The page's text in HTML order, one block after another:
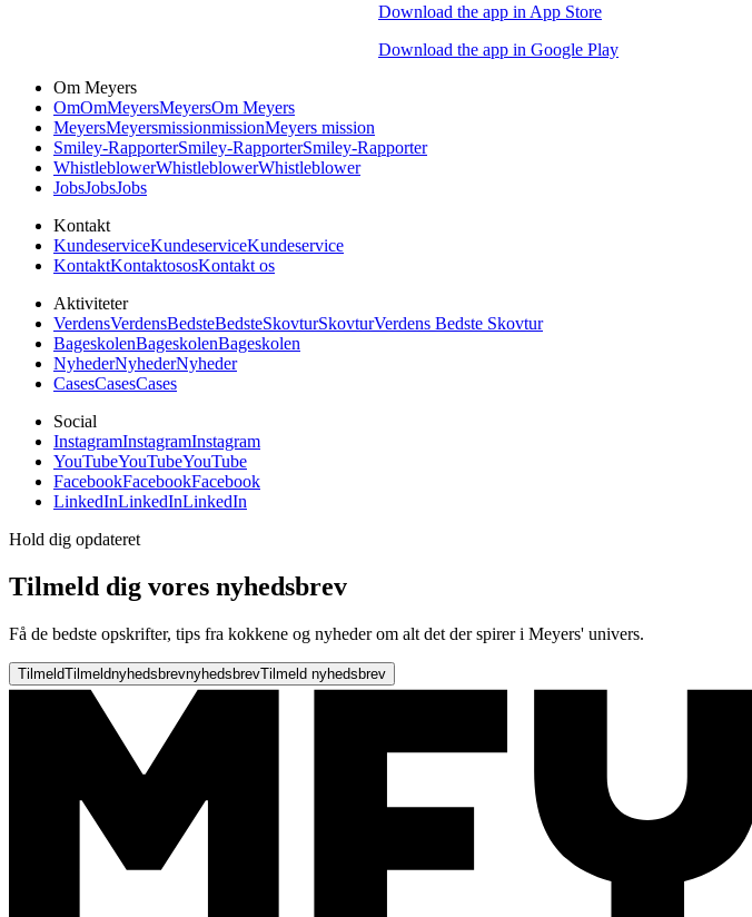
Download the app in App Store
Download the app in Google Play
Om Meyers
OmOmMeyersMeyersOm Meyers
MeyersMeyersmissionmissionMeyers mission
Smiley-RapporterSmiley-RapporterSmiley-Rapporter
WhistleblowerWhistleblowerWhistleblower
JobsJobsJobs
Kontakt
KundeserviceKundeserviceKundeservice
KontaktKontaktososKontakt os
Aktiviteter
VerdensVerdensBedsteBedsteSkovturSkovturVerdens Bedste Skovtur
BageskolenBageskolenBageskolen
NyhederNyhederNyheder
CasesCasesCases
Social
InstagramInstagramInstagram
YouTubeYouTubeYouTube
FacebookFacebookFacebook
LinkedInLinkedInLinkedIn
Hold dig opdateret
Tilmeld dig vores nyhedsbrev
Få de bedste opskrifter, tips fra kokkene og nyheder om alt det der spirer i Meyers' univers.
TilmeldTilmeldnyhedsbrevnyhedsbrevTilmeld nyhedsbrev